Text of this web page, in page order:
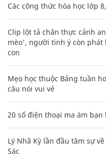
Các công thức hóa học lớp
Clip lột tả chân thực cảnh
mèo', người tinh ý còn phát
con
Mẹo học thuộc Bảng tuần
câu nói vui vẻ
20 số điện thoại ma ám
Lý Nhã Kỳ lần đầu tâm sự
Sác